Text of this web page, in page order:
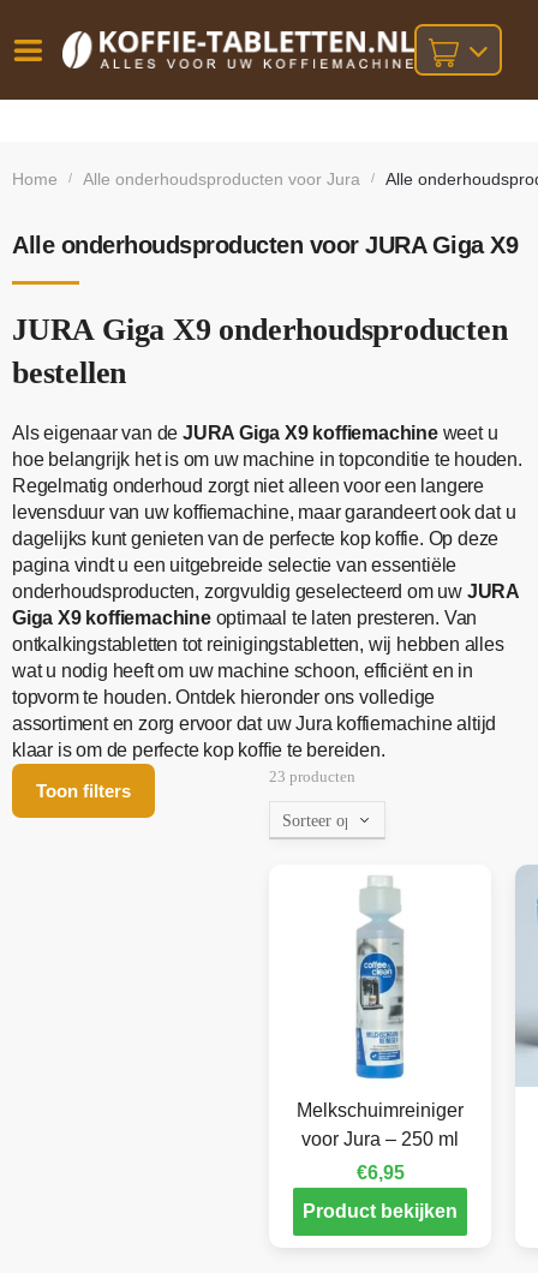
besteld,
bij orders
Home / Alle onderhoudsproducten voor Jura / Alle
Alle onderhoudsproducten voor JURA Giga X9
JURA Giga X9 onderhoudsproducten
bestellen
Als eigenaar van de JURA Giga X9 koffiemachineweet u
hoe belangrijk het is om uw machine in topconditie te houden.
Regelmatig onderhoud zorgt niet alleen voor een langere
levensduur van uw koffiemachine, maar garandeert ook dat u
dagelijks kunt genieten van de perfecte kop koffie. Op deze
pagina vindt u een uitgebreide selectie van essentiële
onderhoudsproducten, zorgvuldig geselecteerd om uw JURA
Giga X9 koffiemachineoptimaal te laten presteren. Van
ontkalkingstabletten tot reinigingstabletten, wij hebben alles
wat u nodig heeft om uw machine schoon, efficiënt en in
topvorm te houden. Ontdek hieronder ons volledige
assortiment en zorg ervoor dat uw Jura koffiemachine altijd
klaar is om de perfecte kop koffie te bereiden.
Toon filters
23 producten
Melkschuimreiniger
voor Jura – 250 ml
€6,95
Product bekijken